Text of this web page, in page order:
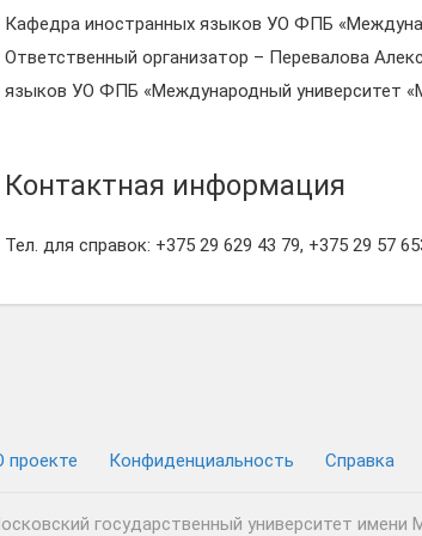
Кафедра иностранных языков УО ФПБ
Ответственный организатор – Перевалова
языков УО ФПБ «Международный университет
Контактная информация
Тел. для справок: +375 29 629 43 79, +375 29 57
проекте Конфиденциальность Cправка
государственный университет имени